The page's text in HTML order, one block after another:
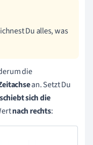
Du alles, was
die
an. Setzt Du
sich die
nach rechts: